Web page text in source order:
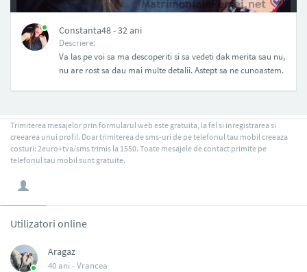
Constanta48 - 32 ani
Descriere:
Va las pe voi sa ma descoperiti si sa vedeti dak merita sau nu,
nu are rost sa dau mai multe detalii. Astept sa ne cunoastem.
Trimiterea mesajelor prin formularul web este gratuita, la fel si inregistrarea si
creearea unui profil. Doar trimiterea de sms-uri de pe telefonul tau mobil creeaza
costuri: 2euro+tva/sms trimis la 1550. Toate mesajele de contact primite pe
telefonul tau mobil sunt gratuite.
Utilizatori online
Aragaz
40 ani -Vrancea